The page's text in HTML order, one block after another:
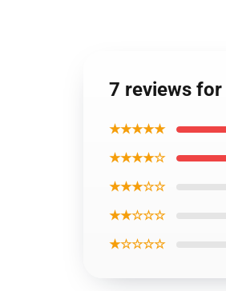
7 reviews for
★★★★★
★★★★☆
★★★☆☆
★★☆☆☆
★☆☆☆☆